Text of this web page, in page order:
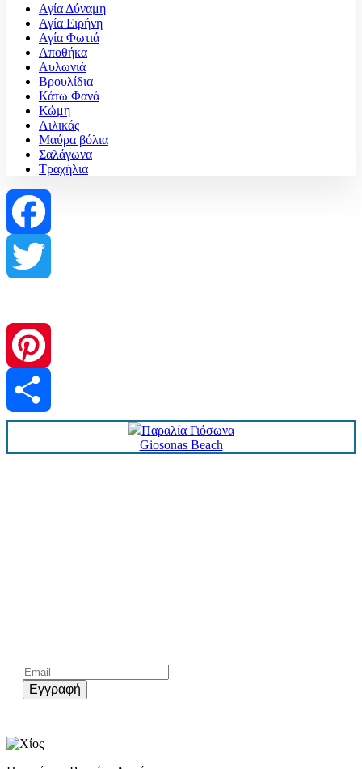
Αγία Δύναμη
Αγία Ειρήνη
Αγία Φωτιά
Αποθήκα
Αυλωνιά
Βρουλίδια
Κάτω Φανά
Κώμη
Λιλικάς
Μαύρα βόλια
Σαλάγωνα
Τραχήλια
Facebook
Pinterest
Παραλία Γιόσωνα
Giosonas Beach
Εγγραφή